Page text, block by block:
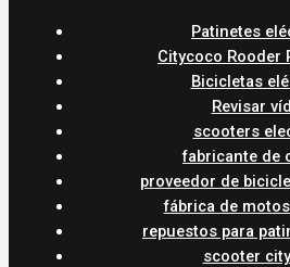
Patinetes
Citycoco Rooder
Bicicletas
Revisar
scooters
fabricante de
proveedor de
fábrica de
repuestos para
scooter